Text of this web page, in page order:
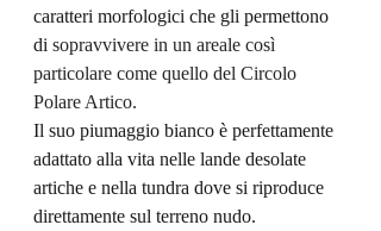
caratteri morfologici che gli permettono
di sopravvivere in un areale così
particolare come quello del Circolo
Polare Artico.
Il suo piumaggio bianco è perfettamente
adattato alla vita nelle lande desolate
artiche e nella tundra dove si riproduce
direttamente sul terreno nudo.